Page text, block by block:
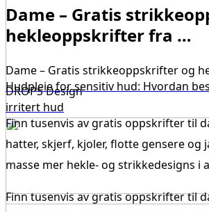
Hudpleie for sensitiv hud: Hvordan
irritert hud
Dame – Gratis
hekleoppskrifter fra …
Dame – Gratis strikkeoppskrifter og
DROPS Design
Finn tusenvis av gratis oppskrifter til
hatter, skjerf, kjoler, flotte gensere og
masse mer hekle- og strikkedesigns i
Finn tusenvis av gratis oppskrifter til